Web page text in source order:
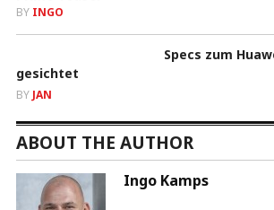
BY INGO
Specs zum
gesichtet
BY JAN
ABOUT THE AUTHOR
Ingo Kamps